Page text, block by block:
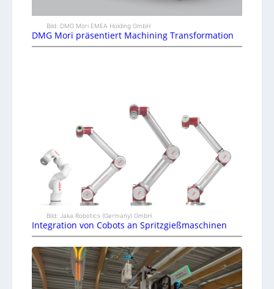
Bild: DMG Mori EMEA Holding GmbH
DMG Mori präsentiert Machining Transformation
Bild: Jaka Robotics (Germany) GmbH
Integration von Cobots an Spritzgießmaschinen